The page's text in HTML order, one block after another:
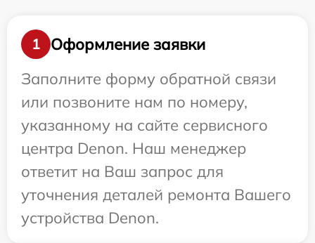
1
Оформление заявки
Заполните форму обратной связи
или позвоните нам по номеру,
указанному на сайте сервисного
центра Denon. Наш менеджер
ответит на Ваш запрос для
уточнения деталей ремонта Вашего
устройства Denon.